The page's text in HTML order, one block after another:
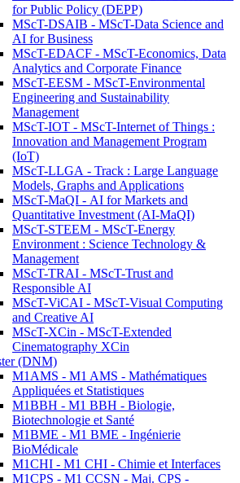
for Public Policy (DEPP)
MScT-DSAIB - MScT-Data Science and
AI for Business
MScT-EDACF - MScT-Economics, Data
Analytics and Corporate Finance
MScT-EESM - MScT-Environmental
Engineering and Sustainability
Management
MScT-IOT - MScT-Internet of Things :
Innovation and Management Program
(IoT)
MScT-LLGA - Track : Large Language
Models, Graphs and Applications
MScT-MaQI - AI for Markets and
Quantitative Investment (AI-MaQI)
MScT-STEEM - MScT-Energy
Environment : Science Technology &
Management
MScT-TRAI - MScT-Trust and
Responsible AI
MScT-ViCAI - MScT-Visual Computing
and Creative AI
MScT-XCin - MScT-Extended
Cinematography XCin
(DNM)
M1AMS - M1 AMS - Mathématiques
Appliquées et Statistiques
M1BBH - M1 BBH - Biologie,
Biotechnologie et Santé
M1BME - M1 BME - Ingénierie
BioMédicale
M1CHI - M1 CHI - Chimie et Interfaces
M1CPS - M1 CCSN - Maj. CPS -